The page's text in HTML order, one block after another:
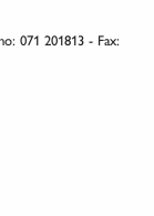
071 201813 - Fax: